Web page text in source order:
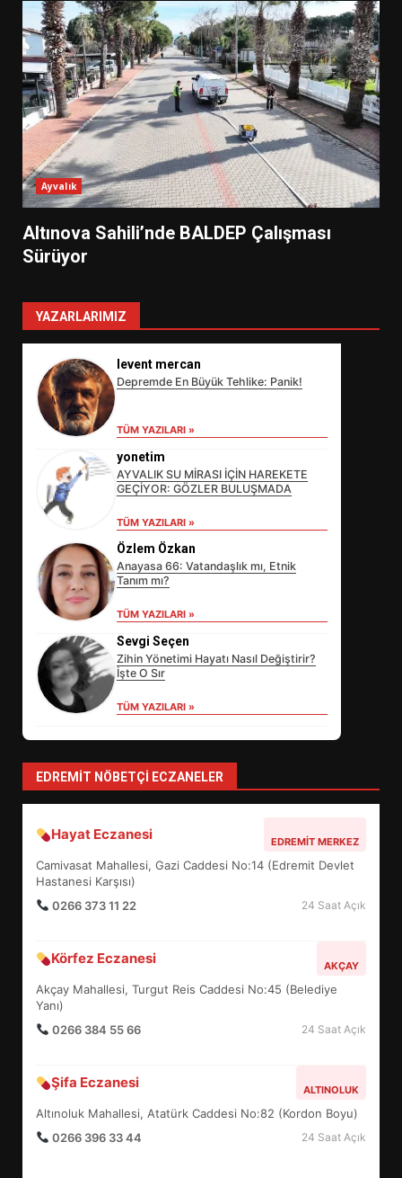
Ayvalık
Altınova Sahili’nde BALDEP Çalışması
Sürüyor
YAZARLARIMIZ
levent mercan
Depremde En Büyük Tehlike: Panik!
TÜM YAZILARI »
yonetim
AYVALIK SU MİRASI İÇİN HAREKETE
GEÇİYOR: GÖZLER BULUŞMADA
TÜM YAZILARI »
Özlem Özkan
Anayasa 66: Vatandaşlık mı, Etnik
Tanım mı?
TÜM YAZILARI »
Sevgi Seçen
Zihin Yönetimi Hayatı Nasıl Değiştirir?
İşte O Sır
TÜM YAZILARI »
EDREMIT NÖBETÇI ECZANELER
Hayat Eczanesi EDREMIT MERKEZ
Camivasat Mahallesi, Gazi Caddesi No:14 (Edremit Devlet
Hastanesi Karşısı)
0266 373 11 22
24 Saat Açık
Körfez Eczanesi AKÇAY
Akçay Mahallesi, Turgut Reis Caddesi No:45 (Belediye
Yanı)
0266 384 55 66
24 Saat Açık
Şifa Eczanesi ALTINOLUK
Altınoluk Mahallesi, Atatürk Caddesi No:82 (Kordon Boyu)
0266 396 33 44
24 Saat Açık
3
EİB’DE KRİTİK ATAMA:
SÜRDÜRÜLEBİLİRLİKTE NE
DEĞİŞECEK?
4
5
BALIKESİR MÜZELERİNDE SÜRE
UZATILDI: NE DEĞİŞTİ?
6
TURNUVASI KAYITLARI NEYİ
7
YENİ YÖNETİM NASIL
ŞEKİLLENDİ?